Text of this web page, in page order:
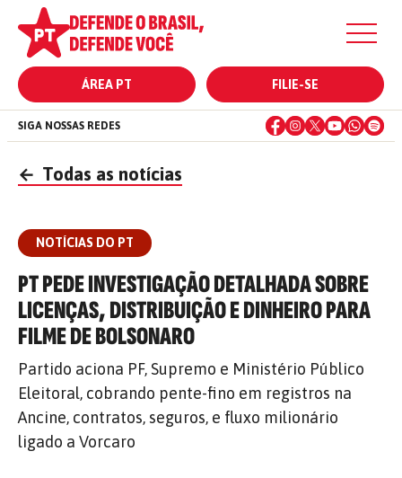
ÁREA PT FILIE-SE
SIGA NOSSAS REDES
← Todas as notícias
NOTÍCIAS DO PT
PT PEDE INVESTIGAÇÃO DETALHADA SOBRE
LICENÇAS, DISTRIBUIÇÃO E DINHEIRO PARA
FILME DE BOLSONARO
Partido aciona PF, Supremo e Ministério Público
Eleitoral, cobrando pente-fino em registros na
Ancine, contratos, seguros, e fluxo milionário
ligado a Vorcaro